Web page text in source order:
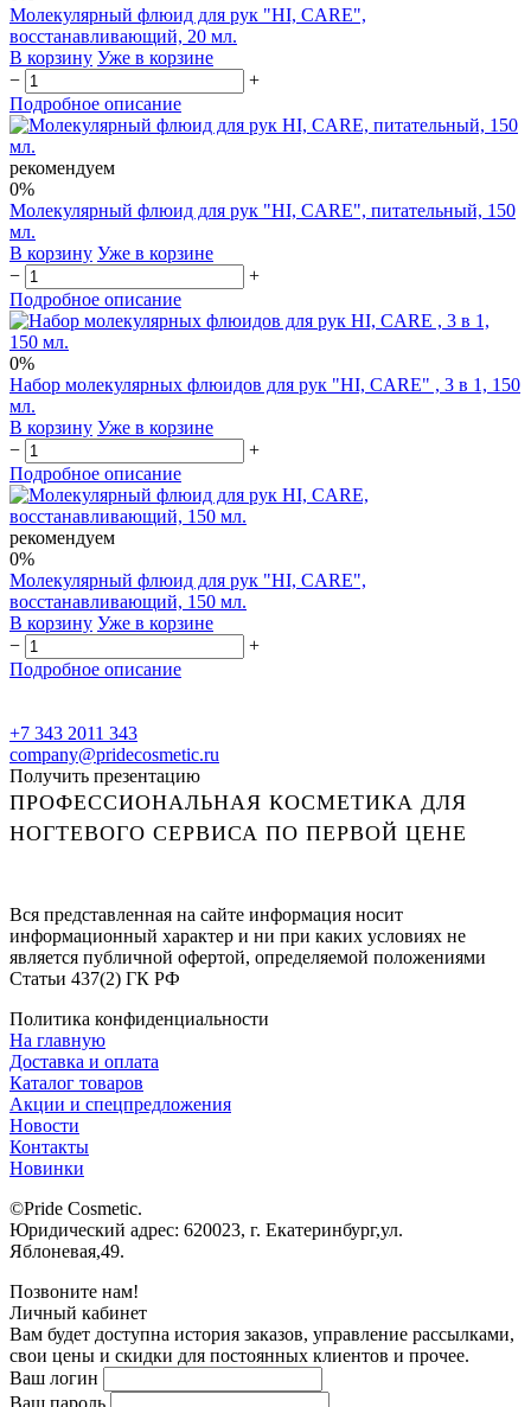
Молекулярный флюид для рук "HI, CARE",
восстанавливающий, 20 мл.
В корзину Уже в корзине
−
+
Подробное описание
рекомендуем
0%
Молекулярный флюид для рук "HI, CARE", питательный, 150
мл.
В корзину Уже в корзине
−
+
Подробное описание
0%
Набор молекулярных флюидов для рук "HI, CARE" , 3 в 1, 150
мл.
В корзину Уже в корзине
−
+
Подробное описание
рекомендуем
0%
Молекулярный флюид для рук "HI, CARE",
восстанавливающий, 150 мл.
В корзину Уже в корзине
−
+
Подробное описание
+7 343 2011 343
company@pridecosmetic.ru
Получить презентацию
ПРОФЕССИОНАЛЬНАЯ КОСМЕТИКА ДЛЯ
НОГТЕВОГО СЕРВИСА ПО ПЕРВОЙ ЦЕНЕ
Вся представленная на сайте информация носит
информационный характер и ни при каких условиях не
является публичной офертой, определяемой положениями
Статьи 437(2) ГК РФ
Политика конфиденциальности
На главную
Доставка и оплата
Каталог товаров
Акции и спецпредложения
Новости
Контакты
Новинки
©Pride Cosmetic.
Юридический адрес: 620023, г. Екатеринбург,ул.
Яблоневая,49.
Позвоните нам!
Личный кабинет
Вам будет доступна история заказов, управление рассылками,
свои цены и скидки для постоянных клиентов и прочее.
Ваш логин
Ваш пароль